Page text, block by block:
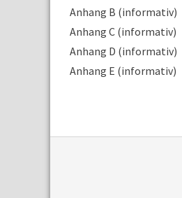
Anhang B (informativ)
Anhang C (informativ)
Anhang D (informativ)
Anhang E (informativ)